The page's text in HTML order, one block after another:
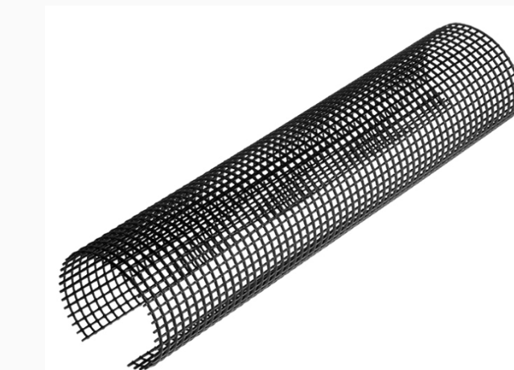
Das PROTEKTOR Laubfanggitter wird einfach in die Dachrinne eingelegt und
bewirkt ein Fernhalten des Laubes aus der Dachrinne. Das Laub bleibt auf dem
Laubfanggitter liegen, trocknet ab und wird vom Wind fortgeweht. Weiterhin
besticht es durch sein witterungsbeständiges und recycelbares Polyethylen.
Der Einsatzbereich liegt bei der Rinnengröße NW 83.
Downloads
Produktdaten